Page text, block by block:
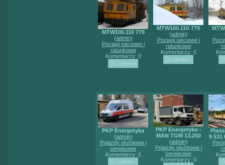
MTW100.110 779
(admin)
Pociągi sieciowe i
ratunkowe
Komentarzy: 0
MTW100.110-779
(admin)
Pociągi sieciowe i
ratunkowe
Komentarzy: 0
PKP Energetyka
(admin)
Pojazdy służbowe i
serwisowe
Komentarzy: 0
PKP Energetyka -
MAN TGM 13.250
(admin)
Pojazdy służbowe i
serwisowe
Komentarzy: 0
9 531